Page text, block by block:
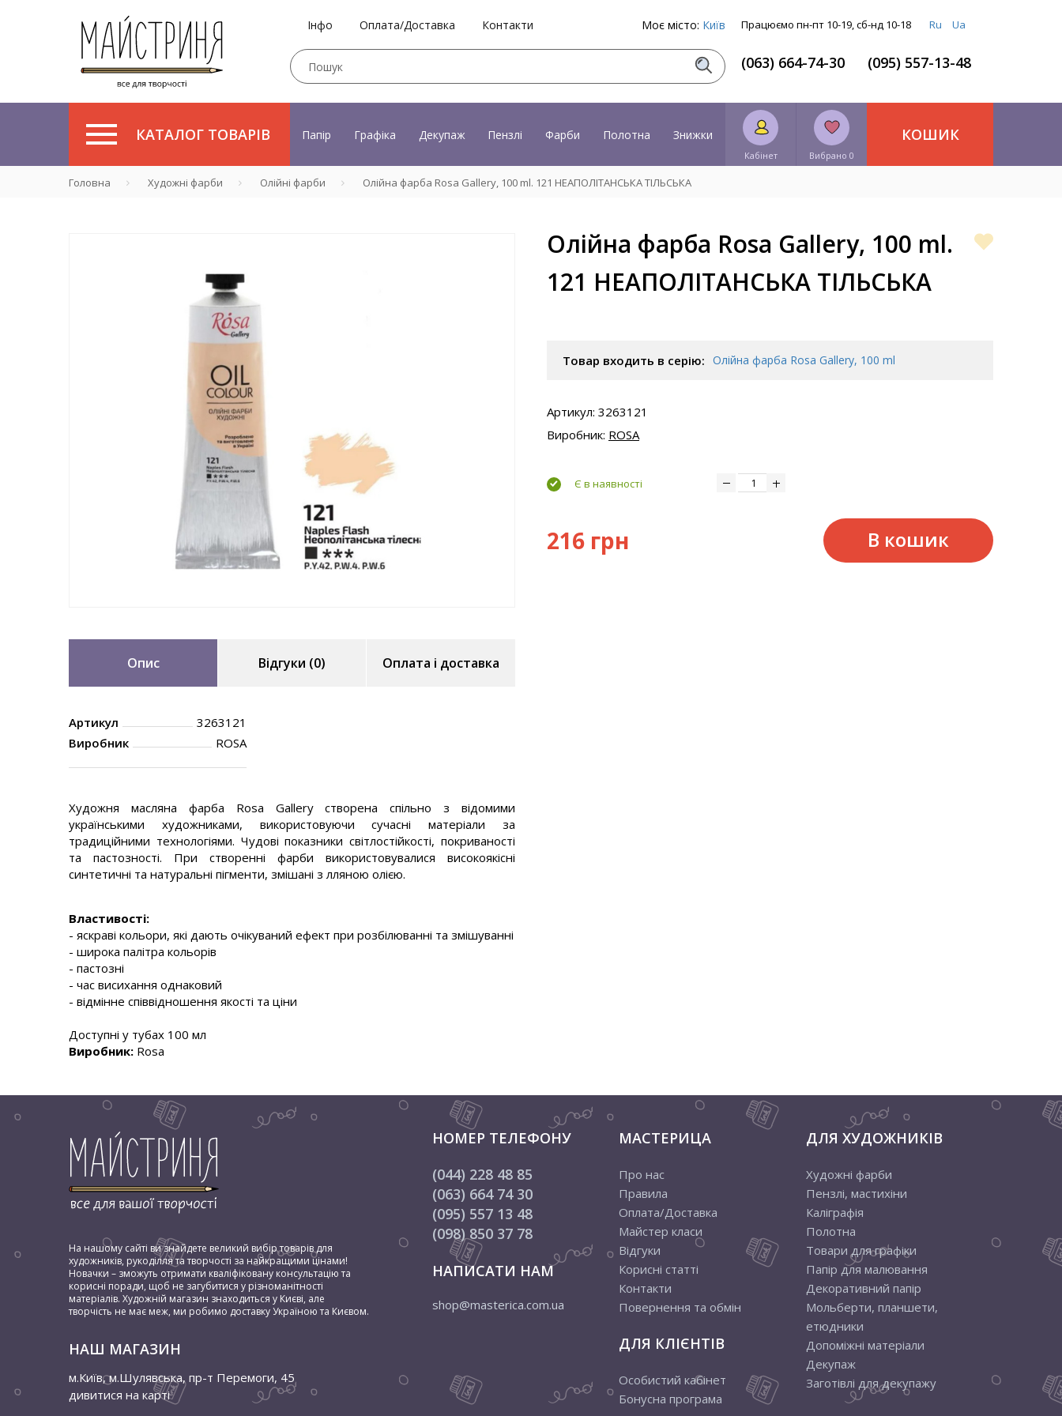
Інфо Оплата/Доставка Контакти Моє місто: Київ Працюємо пн-пт 10-19, сб-нд 10-18 Ru Ua
(063) 664-74-30 (095) 557-13-48
КАТАЛОГ ТОВАРІВ Папір Графіка Декупаж Пензлі Фарби Полотна Знижки
Кабінет Вибрано 0
КОШИК
Головна Художні фарби Олійні фарби Олійна фарба Rosa Gallery, 100 ml. 121 НЕАПОЛІТАНСЬКА ТІЛЬСЬКА
Опис Відгуки (0) Оплата і доставка
Артикул
3263121
Виробник
ROSA
Художня масляна фарба Rosa Gallery створена спільно з відомими
українськими художниками, використовуючи сучасні матеріали за
традиційними технологіями. Чудові показники світлостійкості, покриваності
та пастозності. При створенні фарби використовувалися високоякісні
синтетичні та натуральні пігменти, змішані з лляною олією.
Властивості:
- яскраві кольори, які дають очікуваний ефект при розбілюванні та змішуванні
- широка палітра кольорів
- пастозні
- час висихання однаковий
- відмінне співвідношення якості та ціни
Доступні у тубах 100 мл
Виробник: Rosa
Олійна фарба Rosa Gallery, 100 ml.
121 НЕАПОЛІТАНСЬКА ТІЛЬСЬКА
Товар входить в серію: Олійна фарба Rosa Gallery, 100 ml
Артикул: 3263121
Виробник: ROSA
Є в наявності
216 грн В кошик
На нашому сайті ви знайдете великий вибір товарів для
художників, рукоділля та творчості за найкращими цінами!
Новачки – зможуть отримати кваліфіковану консультацію та
корисні поради, щоб не загубитися у різноманітності
матеріалів. Художній магазин знаходиться у Києві, але
творчість не має меж, ми робимо доставку Україною та Києвом.
НАШ МАГАЗИН
м.Київ, м.Шулявська, пр-т Перемоги, 45
дивитися на карті
НОМЕР ТЕЛЕФОНУ
(044) 228 48 85
(063) 664 74 30
(095) 557 13 48
(098) 850 37 78
НАПИСАТИ НАМ
shop@masterica.com.ua
МАСТЕРИЦА
Про нас
Правила
Оплата/Доставка
Майстер класи
Відгуки
Корисні статті
Контакти
Повернення та обмін
ДЛЯ КЛІЄНТІВ
Особистий кабінет
Бонусна програма
ДЛЯ ХУДОЖНИКІВ
Художні фарби
Пензлі, мастихіни
Каліграфія
Полотна
Товари для графіки
Папір для малювання
Декоративний папір
Мольберти, планшети,
етюдники
Допоміжні матеріали
Декупаж
Заготівлі для декупажу